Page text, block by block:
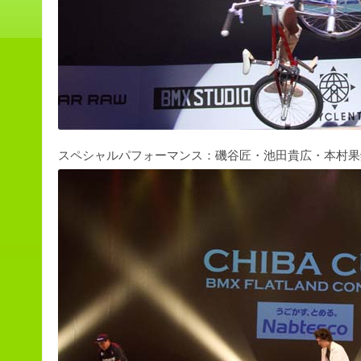
スペシャルパフォーマンス：磯谷匠・池田貴広・本村